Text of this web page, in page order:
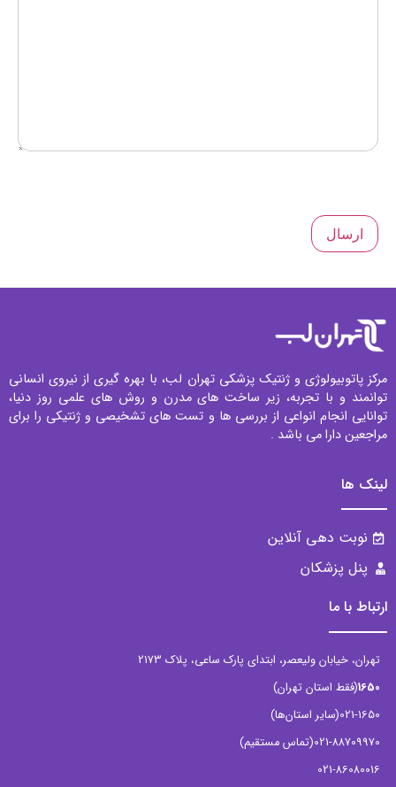
و ژنتیک پزشکی تهران لب، با بهره گیری از نیروی انسانی
و با تجربه، زیر ساخت های مدرن و روش های علمی روز دنیا،
انجام انواعی از بررسی ها و تست های تشخیصی و ژنتیکی را برای
دارا می باشد .
دهی آنلاین
پزشکان
ما
ولیعصر، ابتدای پارک ساعی، پلاک 2173
استان تهران)
(سایر استان‌ها)
021-(تماس مستقیم)
021-